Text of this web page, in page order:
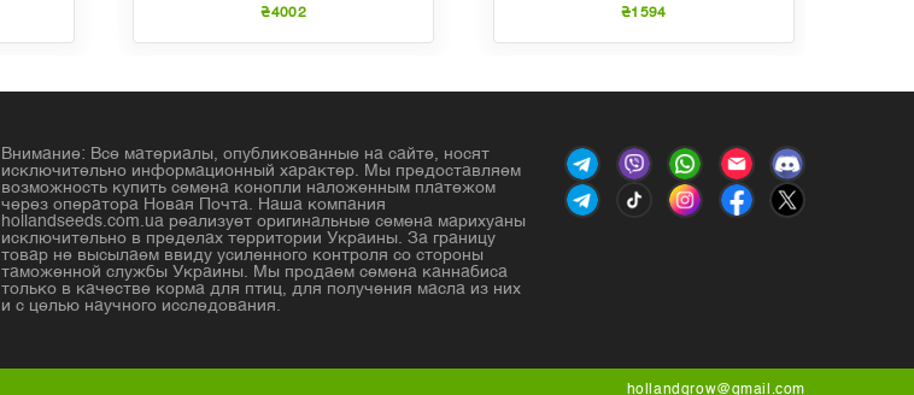
₴4002 ₴1594
Внимание: Все материалы, опубликованные на сайте, носят
исключительно информационный характер. Мы предоставляем
возможность купить семена конопли наложенным платежом
через оператора Новая Почта. Наша компания
hollandseeds.com.ua реализует оригинальные семена марихуаны
исключительно в пределах территории Украины. За границу
товар не высылаем ввиду усиленного контроля со стороны
таможенной службы Украины. Мы продаем семена каннабиса
только в качестве корма для птиц, для получения масла из них
и с целью научного исследования.
hollandgrow@gmail.com